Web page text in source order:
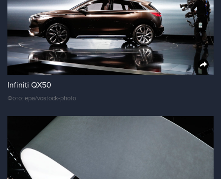
Infiniti QX50
Фото: epa/vostock-photo